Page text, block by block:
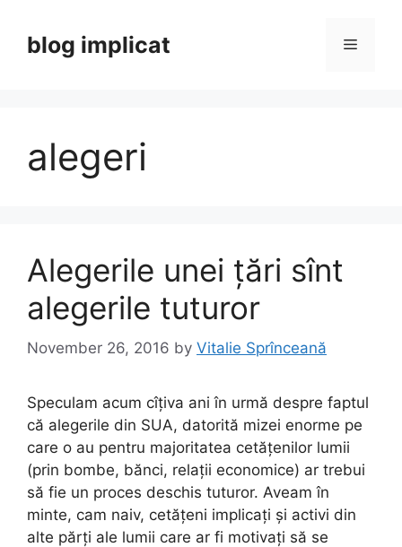
contentblog implicat Menu
alegeri
Alegerile unei țări sînt
alegerile tuturor
November 26, 2016 by Vitalie Sprînceană
Speculam acum cîțiva ani în urmă despre faptul
că alegerile din SUA, datorită mizei enorme pe
care o au pentru majoritatea cetățenilor lumii
(prin bombe, bănci, relații economice) ar trebui
să fie un proces deschis tuturor. Aveam în
minte, cam naiv, cetățeni implicați și activi din
alte părți ale lumii care ar fi motivați să se